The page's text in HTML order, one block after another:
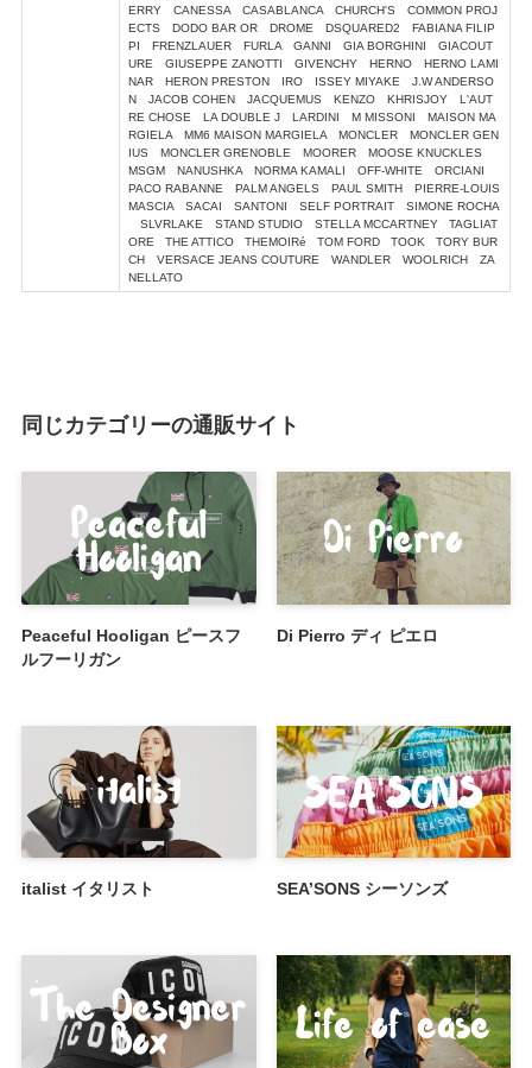
ERRY CANESSA CASABLANCA CHURCH'S COMMON PROJ
ECTS DODO BAR OR DROME DSQUARED2 FABIANA FILIP
PI FRENZLAUER FURLA GANNI GIA BORGHINI GIACOUT
URE GIUSEPPE ZANOTTI GIVENCHY HERNO HERNO LAMI
NAR HERON PRESTON IRO ISSEY MIYAKE J.W ANDERSO
N JACOB COHEN JACQUEMUS KENZO KHRISJOY L'AUT
RE CHOSE LA DOUBLE J LARDINI M MISSONI MAISON MA
RGIELA MM6 MAISON MARGIELA MONCLER MONCLER GEN
IUS MONCLER GRENOBLE MOORER MOOSE KNUCKLES
MSGM NANUSHKA NORMA KAMALI OFF-WHITE ORCIANI
PACO RABANNE PALM ANGELS PAUL SMITH PIERRE-LOUIS
MASCIA SACAI SANTONI SELF PORTRAIT SIMONE ROCHA
SLVRLAKE STAND STUDIO STELLA MCCARTNEY TAGLIAT
ORE THE ATTICO THEMOIRé TOM FORD TOOK TORY BUR
CH VERSACE JEANS COUTURE WANDLER WOOLRICH ZA
NELLATO
同じカテゴリーの通販サイト
Peaceful Hooligan ピースフ
ルフーリガン
Di Pierro ディ ピエロ
italist イタリスト SEA’SONS シーソンズ